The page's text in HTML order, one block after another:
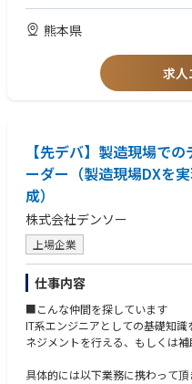
【仕事の魅力】
業務を通して以下のスキル・知
◆人事関係諸制度の企画・運用
◆労働関係法令に関する知識
◆会社総務に関する知識・スキル
≪ 以下の人材を求めています ≫
・「人」に興味があり「人」に
・「現場」の重要さを理解して
・対人調和・意思伝達力があり
・部署内外を問わず、他者の心
力して共に目標に向かっていく
・コンプライアンス意識が高く、
・プレゼンテーション等人前での
熊本県
求人
【先デバ】製造現場で
ーダー（製造現場DXを
成）
株式会社デンソー
上場企業
仕事内容
■こんな仲間を探しています
IT系エンジニアとしての基礎知
ネジメントを行える、もしくは
具体的には以下業務に携わって